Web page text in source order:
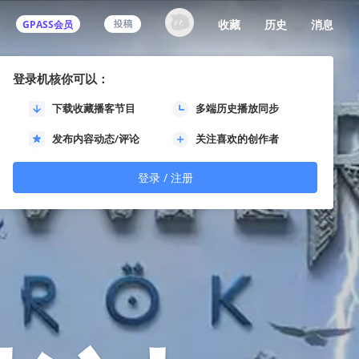
GPASS会员
登录机核你可以：
下载收藏播客节目 多端历史播放同步
发布内容动态/评论 关注喜欢的创作者
登录 / 注册
收藏 历史 消息